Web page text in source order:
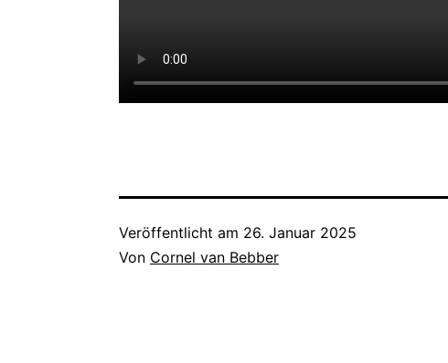
Veröffentlicht am 26. Januar 2025
Von Cornel van Bebber